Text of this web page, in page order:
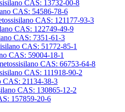
CAS: 13732-00-8
CAS: 54586-78-6
CAS: 121177-93-3
CAS: 122749-49-9
CAS: 7351-61-3
CAS: 51772-85-1
CAS: 59004-18-1
CAS: 66753-64-8
CAS: 111918-90-2
CAS: 21134-38-3
CAS: 130865-12-2
157859-20-6